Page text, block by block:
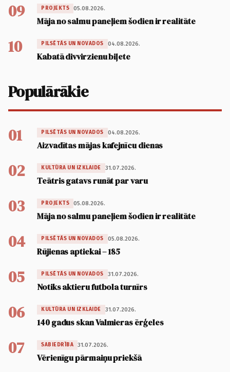
09 PROJEKTS 05.08.2026.
Māja no salmu paneļiem šodien ir realitāte
10 PILSĒTĀS UN NOVADOS 04.08.2026.
Kabatā divvirzienu biļete
Populārākie
01 PILSĒTĀS UN NOVADOS 04.08.2026.
Aizvadītas mājas kafejnīcu dienas
02 KULTŪRA UN IZKLAIDE 31.07.2026.
Teātris gatavs runāt par varu
03 PROJEKTS 05.08.2026.
Māja no salmu paneļiem šodien ir realitāte
04 PILSĒTĀS UN NOVADOS 05.08.2026.
Rūjienas aptiekai – 185
05 PILSĒTĀS UN NOVADOS 31.07.2026.
Notiks aktieru futbola turnīrs
06 KULTŪRA UN IZKLAIDE 31.07.2026.
140 gadus skan Valmieras ērģeles
07 SABIEDRĪBA 31.07.2026.
Vērienīgu pārmaiņu priekšā